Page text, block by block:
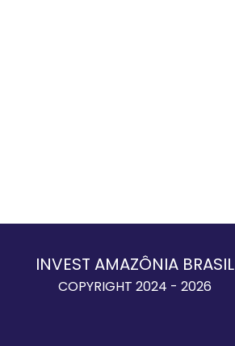
INVEST AMAZÔNIA BRASIL
COPYRIGHT 2024 - 2026